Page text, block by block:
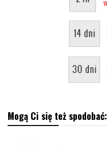
Mogą Ci się też spodobać: